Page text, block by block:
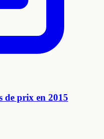
de prix en 2015